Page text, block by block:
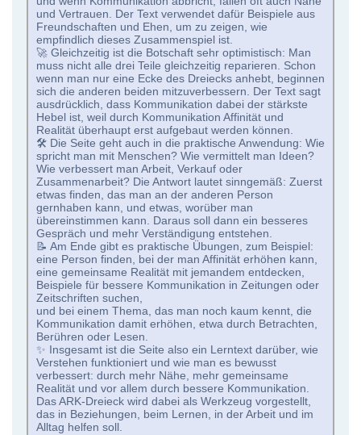
und Vertrauen. Der Text verwendet dafür Beispiele aus
Freundschaften und Ehen, um zu zeigen, wie
empfindlich dieses Zusammenspiel ist.
🚀 Gleichzeitig ist die Botschaft sehr optimistisch: Man
muss nicht alle drei Teile gleichzeitig reparieren. Schon
wenn man nur eine Ecke des Dreiecks anhebt, beginnen
sich die anderen beiden mitzuverbessern. Der Text sagt
ausdrücklich, dass Kommunikation dabei der stärkste
Hebel ist, weil durch Kommunikation Affinität und
Realität überhaupt erst aufgebaut werden können.
🛠 Die Seite geht auch in die praktische Anwendung: Wie
spricht man mit Menschen? Wie vermittelt man Ideen?
Wie verbessert man Arbeit, Verkauf oder
Zusammenarbeit? Die Antwort lautet sinngemäß: Zuerst
etwas finden, das man an der anderen Person
gernhaben kann, und etwas, worüber man
übereinstimmen kann. Daraus soll dann ein besseres
Gespräch und mehr Verständigung entstehen.
📝 Am Ende gibt es praktische Übungen, zum Beispiel:
eine Person finden, bei der man Affinität erhöhen kann,
eine gemeinsame Realität mit jemandem entdecken,
Beispiele für bessere Kommunikation in Zeitungen oder
Zeitschriften suchen,
und bei einem Thema, das man noch kaum kennt, die
Kommunikation damit erhöhen, etwa durch Betrachten,
Berühren oder Lesen.
✨ Insgesamt ist die Seite also ein Lerntext darüber, wie
Verstehen funktioniert und wie man es bewusst
verbessert: durch mehr Nähe, mehr gemeinsame
Realität und vor allem durch bessere Kommunikation.
Das ARK-Dreieck wird dabei als Werkzeug vorgestellt,
das in Beziehungen, beim Lernen, in der Arbeit und im
Alltag helfen soll.